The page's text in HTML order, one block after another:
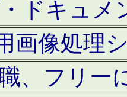
ドキュメ
画像処理
、フリー